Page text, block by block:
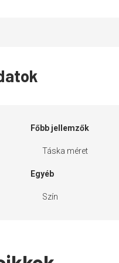
Főbb jellemzők
Táska méret
Egyéb
Szín